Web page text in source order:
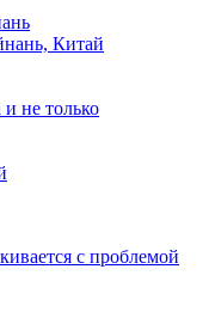
Китай
и не только
с проблемой